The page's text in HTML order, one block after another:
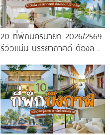
20 ที่พักนครนายก 2026/2569
รีวิวแน่น บรรยากาศดี ต้องลอง